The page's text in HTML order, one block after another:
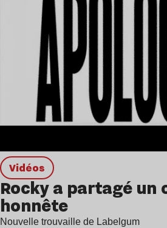
Vidéos
Rocky a partagé un
honnête
Nouvelle trouvaille de Labelgum